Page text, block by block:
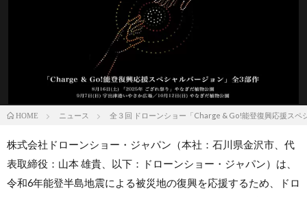
HOME ニュース 全３回 ドローンショー「Charge & Go!能登復興応援スペ
株式会社ドローンショー・ジャパン（本社：石川県金沢市、代
表取締役：山本 雄貴、以下：ドローンショー・ジャパン）は、
令和6年能登半島地震による被災地の復興を応援するため、ドロ